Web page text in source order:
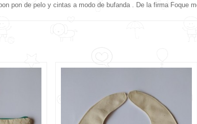
pon de pelo y cintas a modo de bufanda . De la firma Foque